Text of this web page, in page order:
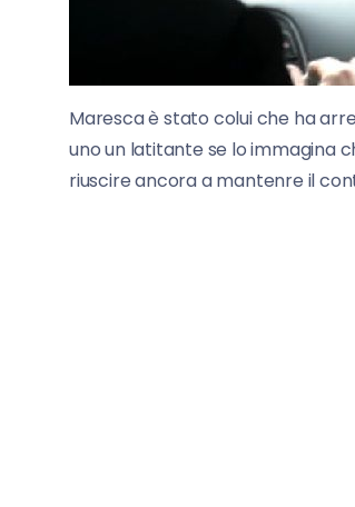
Maresca è stato colui che ha
uno un latitante se lo immagina
riuscire ancora a mantenre il